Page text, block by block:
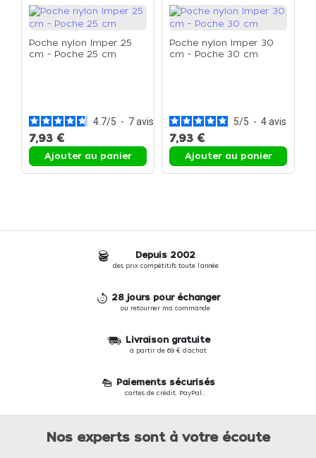
Poche nylon Imper 25
cm - Poche 25 cm
4.7/5 - 7avis
7,93 €
Ajouter au panier
Poche nylon Imper 30
cm - Poche 30 cm
5/5 - 4avis
7,93 €
Ajouter au panier
Depuis 2002
des prix compétitifs toute l'année
28 jours pour échanger
ou retourner ma commande
Livraison gratuite
à partir de 69 € d'achat
Paiements sécurisés
cartes de crédit, PayPal...
Nos experts sont à votre écoute